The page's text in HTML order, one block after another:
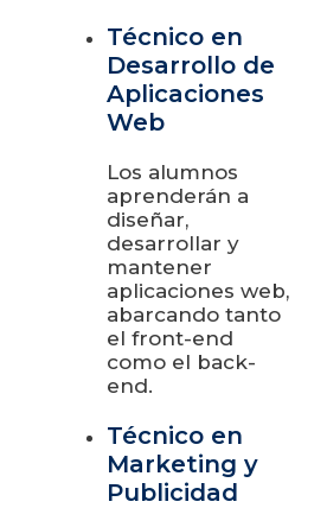
Técnico en
Desarrollo de
Aplicaciones
Web
Los alumnos
aprenderán a
diseñar,
desarrollar y
mantener
aplicaciones web,
abarcando tanto
el front-end
como el back-
end.
Técnico en
Marketing y
Publicidad